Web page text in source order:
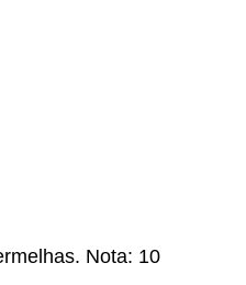
Nota: 10